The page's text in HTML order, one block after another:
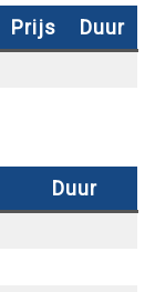
Prijs Duur
Duur